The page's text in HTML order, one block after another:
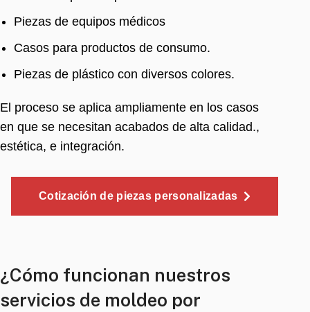
Piezas de equipos médicos
Casos para productos de consumo.
Piezas de plástico con diversos colores.
El proceso se aplica ampliamente en los casos
en que se necesitan acabados de alta calidad.,
estética, e integración.
Cotización de piezas personalizadas
¿Cómo funcionan nuestros
servicios de moldeo por